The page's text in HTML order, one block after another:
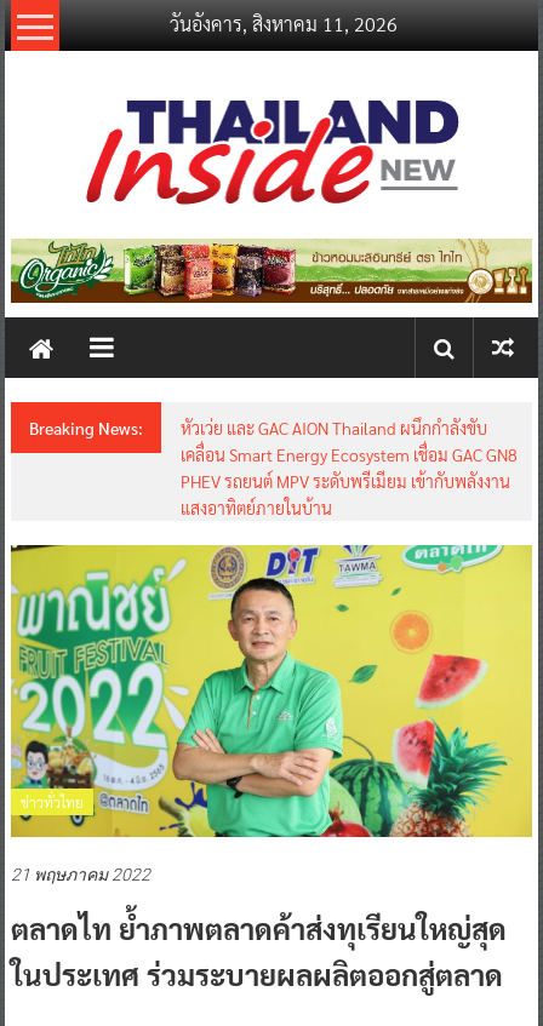
Skip
to
วันอังคาร, สิงหาคม 11, 2026
thailandinsidenew.com
Thailand
New
Breaking News:
หัวเว่ย และ GAC AION Thailand ผนึกกำลังขับ
เคลื่อน Smart Energy Ecosystem เชื่อม GAC GN8
PHEV รถยนต์ MPV ระดับพรีเมียม เข้ากับพลังงาน
แสงอาทิตย์ภายในบ้าน
ข่าวทั่วไทย
21 พฤษภาคม 2022
ตลาดไท ย้ำภาพตลาดค้าส่งทุเรียนใหญ่สุด
ในประเทศ ร่วมระบายผลผลิตออกสู่ตลาด